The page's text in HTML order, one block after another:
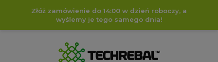
Złóż zamówienie do 14:00 w dzień roboczy, a
wyślemy je tego samego dnia!